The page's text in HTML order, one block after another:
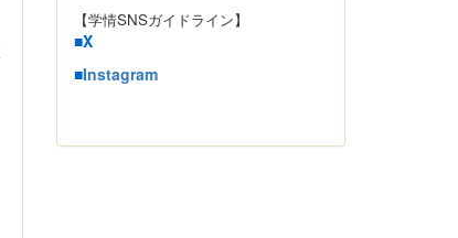
【学情SNSガイドライン】
■X
■Instagram